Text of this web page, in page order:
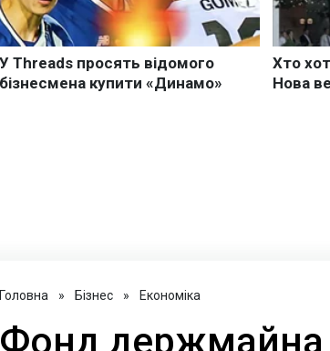
Головна » Бізнес » Економіка
Фонд держмайна